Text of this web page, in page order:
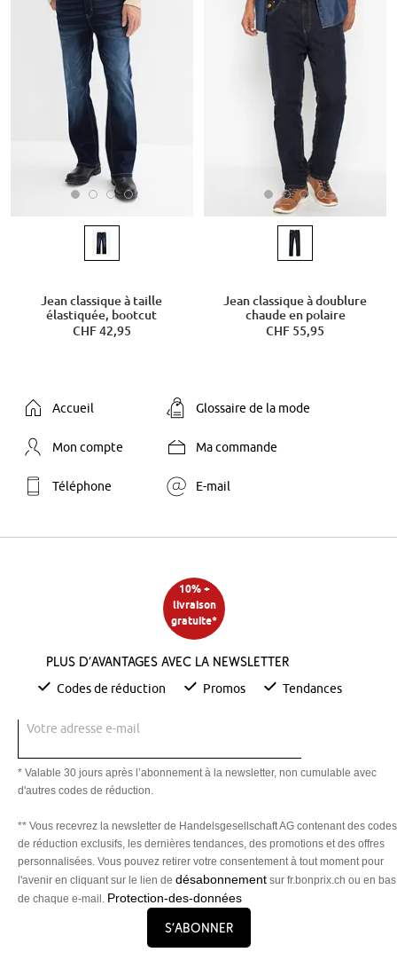
Jean classique à taille
élastiquée, bootcut
CHF 42,95
Jean classique à doublure
chaude en polaire
CHF 55,95
Accueil Glossaire de la mode
Mon compte Ma commande
Téléphone E-mail
10% +
livraison
gratuite*
Plus d’avantages avec la newsletter
Codes de réduction Promos Tendances
Votre adresse e-mail
* Valable 30 jours après l’abonnement à la newsletter, non cumulable avec
d'autres codes de réduction.
** Vous recevrez la newsletter de Handelsgesellschaft AG contenant des codes
de réduction exclusifs, les dernières tendances, des promotions et des offres
personnalisées. Vous pouvez retirer votre consentement à tout moment pour
l'avenir en cliquant sur le lien de désabonnement sur fr.bonprix.ch ou en bas
de chaque e-mail. Protection-des-données
S’abonner